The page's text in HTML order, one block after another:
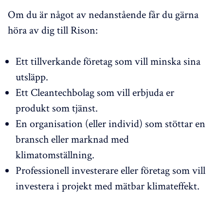
Om du är något av nedanstående får du gärna
höra av dig till Rison:
Ett tillverkande företag som vill minska sina
utsläpp.
Ett Cleantechbolag som vill erbjuda er
produkt som tjänst.
En organisation (eller individ) som stöttar en
bransch eller marknad med
klimatomställning.
Professionell investerare eller företag som vill
investera i projekt med mätbar klimateffekt.